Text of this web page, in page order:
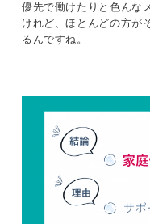
優先で働けたりと色んな
けれど、ほとんどの方が
るんですね。